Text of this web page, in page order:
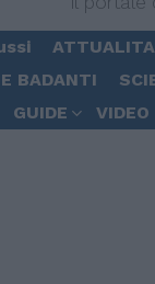
BADANTI
GUIDE